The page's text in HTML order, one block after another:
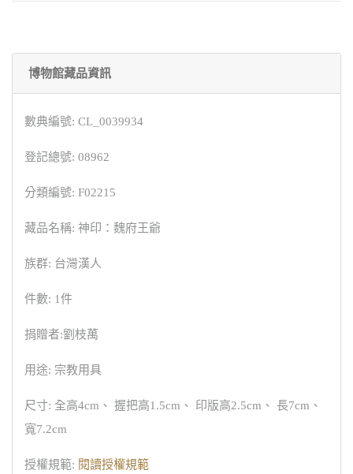
博物館藏品資訊
數典編號: CL_0039934
登記總號: 08962
分類編號: F02215
藏品名稱: 神印：魏府王爺
族群: 台灣漢人
件數: 1件
捐贈者:劉枝萬
用途: 宗教用具
尺寸: 全高4cm、 握把高1.5cm、 印版高2.5cm、 長7cm、
寬7.2cm
授權規範: 閱讀授權規範